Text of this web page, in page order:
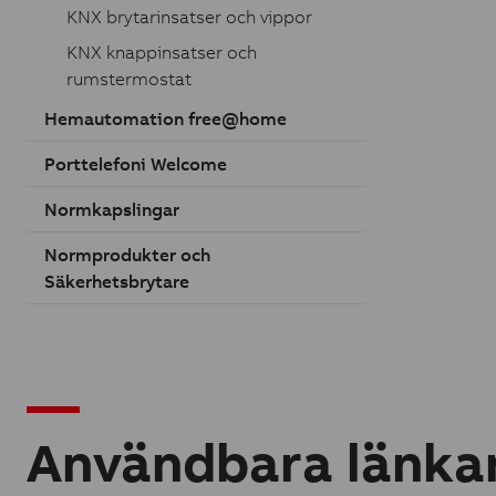
KNX brytarinsatser och vippor
KNX knappinsatser och
rumstermostat
Hemautomation free@home
Porttelefoni Welcome
Normkapslingar
Normprodukter och
Säkerhetsbrytare
Användbara